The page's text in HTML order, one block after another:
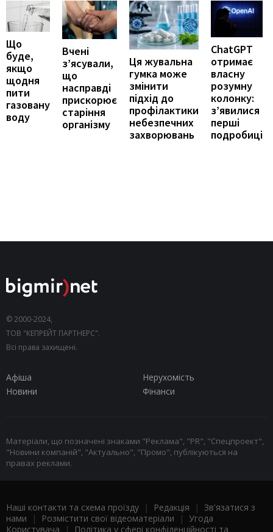
Що
буде,
якщо
щодня
пити
газовану
воду
Вчені
з’ясували,
що
насправді
прискорює
старіння
організму
Ця жувальна
гумка може
змінити
підхід до
профілактики
небезпечних
захворювань
ChatGPT
отримає
власну
розумну
колонку:
з’явилися
перші
подробиці
© 2000-2024,
ТОВ "КЕПРЕЙТ ПАРТНЕРС".
Всі права захищені.
Афіша
Нерухомість
Новини
Фінанси
Матеріали, що позначені знаками "Реклама", "PR", "Спецпроект",
"Новини компаній", "Актуально", "Промо", публікуються на
правах реклами.
Наші контакти та схема проїзду | Редакція | Зв'язатися з
нами | Розмістити свої відеоматеріали | Угода
Користувача | Політика у сфері конфіденційності та